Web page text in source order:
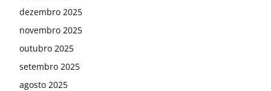
dezembro 2025
novembro 2025
outubro 2025
setembro 2025
agosto 2025